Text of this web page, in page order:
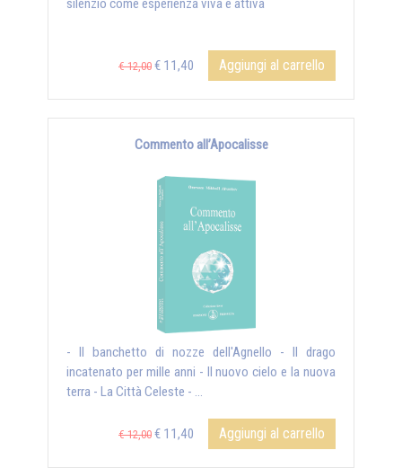
silenzio come esperienza viva e attiva
€ 12,00 € 11,40 Aggiungi al carrello
Commento all’Apocalisse
- Il banchetto di nozze dell'Agnello - Il drago
incatenato per mille anni - Il nuovo cielo e la nuova
terra - La Città Celeste - ...
€ 12,00 € 11,40 Aggiungi al carrello